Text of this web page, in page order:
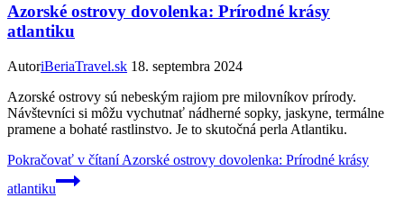
Azorské ostrovy dovolenka: Prírodné krásy
atlantiku
AutoriBeriaTravel.sk 18. septembra 2024
Azorské ostrovy sú nebeským rajiom pre milovníkov prírody.
Návštevníci si môžu vychutnať nádherné sopky, jaskyne, termálne
pramene a bohaté rastlinstvo. Je to skutočná perla Atlantiku.
Pokračovať v čítaníAzorské ostrovy dovolenka: Prírodné krásy
atlantiku